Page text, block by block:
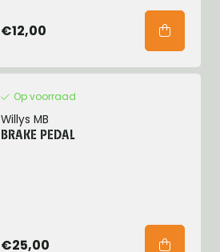
€12,00
Op voorraad
Willys MB
BRAKE PEDAL
€25,00